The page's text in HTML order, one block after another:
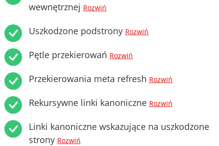
wewnętrznej Rozwiń
Uszkodzone podstrony Rozwiń
Pętle przekierowań Rozwiń
Przekierowania meta refresh Rozwiń
Rekursywne linki kanoniczne Rozwiń
Linki kanoniczne wskazujące na uszkodzone
strony Rozwiń